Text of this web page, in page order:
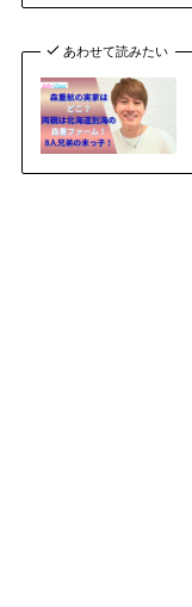
あわせて読みたい